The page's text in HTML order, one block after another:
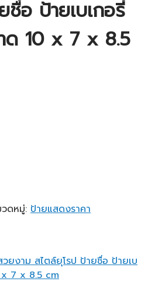
ชื่อ ป้ายเบเกอรี่
ด 10 x 7 x 8.5
ดหมู่: ป้ายแสดงราคา